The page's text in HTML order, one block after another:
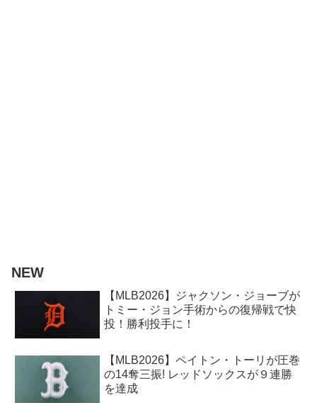
NEW
【MLB2026】ジャクソン・ジョーブが
トミー・ジョン手術からの復帰戦で快
投！勝利投手に！
【MLB2026】ペイトン・トーリが圧巻
の14奪三振! レッドソックスが９連勝
を達成